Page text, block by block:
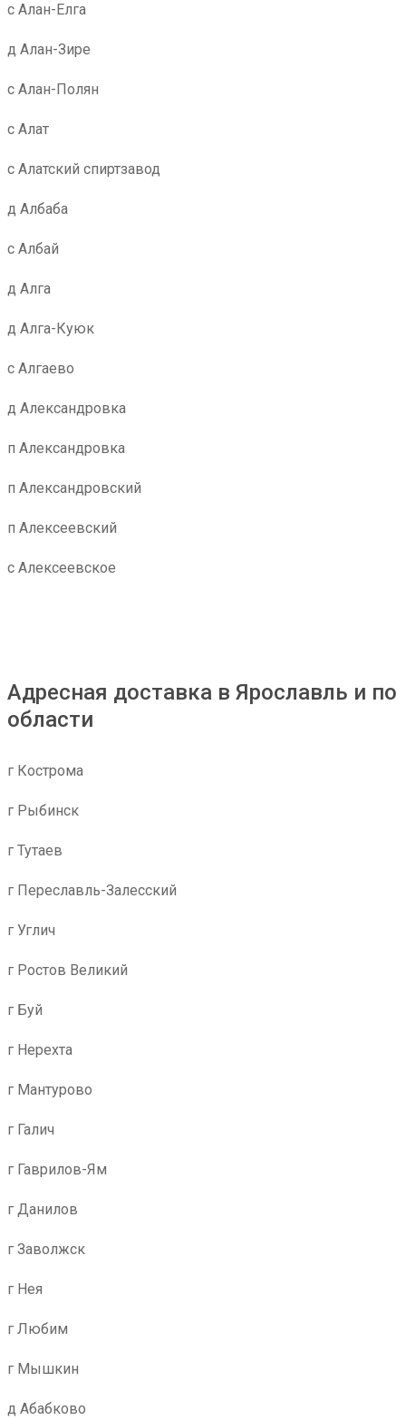
с Алан-Елга
д Алан-Зире
с Алан-Полян
с Алат
с Алатский спиртзавод
д Албаба
с Албай
д Алга
д Алга-Куюк
с Алгаево
д Александровка
п Александровка
п Александровский
п Алексеевский
с Алексеевское
Адресная доставка в Ярославль и по
области
г Кострома
г Рыбинск
г Тутаев
г Переславль-Залесский
г Углич
г Ростов Великий
г Буй
г Нерехта
г Мантурово
г Галич
г Гаврилов-Ям
г Данилов
г Заволжск
г Нея
г Любим
г Мышкин
д Абабково